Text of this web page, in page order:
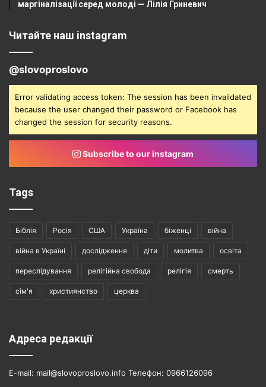
маргіналізації серед молоді — Лілія Гриневич
Читайте наш instagram
@slovoproslovo
Error validating access token: The session has been invalidated
because the user changed their password or Facebook has
changed the session for security reasons.
Subscribe to our instagram
Tags
Біблія Росія США Україна біженці війна
війна в Україні дослідження діти молитва освіта
переслідування релігійна свобода релігія смерть
сім'я християнство церква
Адреса редакції
E-mail: mail@slovoproslovo.info Телефон: 0966126096